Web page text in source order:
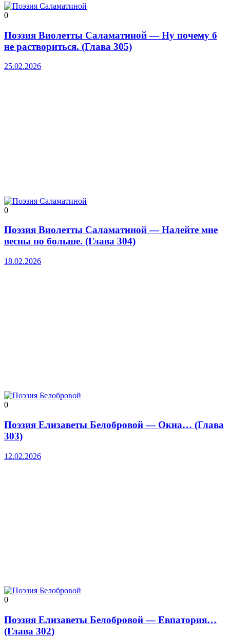
0
Поэзия Виолетты Саламатиной — Ну почему б
не раствориться. (Глава 305)
25.02.2026
0
Поэзия Виолетты Саламатиной — Налейте мне
весны по больше. (Глава 304)
18.02.2026
0
Поэзия Елизаветы Белобровой — Окна… (Глава
303)
12.02.2026
0
Поэзия Елизаветы Белобровой — Евпатория…
(Глава 302)